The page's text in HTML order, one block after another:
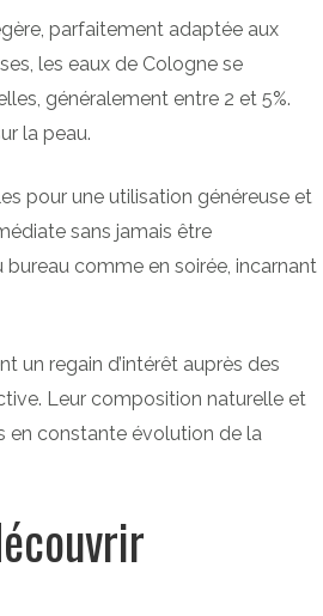
parfaitement adaptée aux
les eaux de Cologne se
généralement entre 2 et 5%.
la peau.
pour une utilisation généreuse et
sans jamais être
comme en soirée, incarnant
un regain d’intérêt auprès des
Leur composition naturelle et
en constante évolution de la